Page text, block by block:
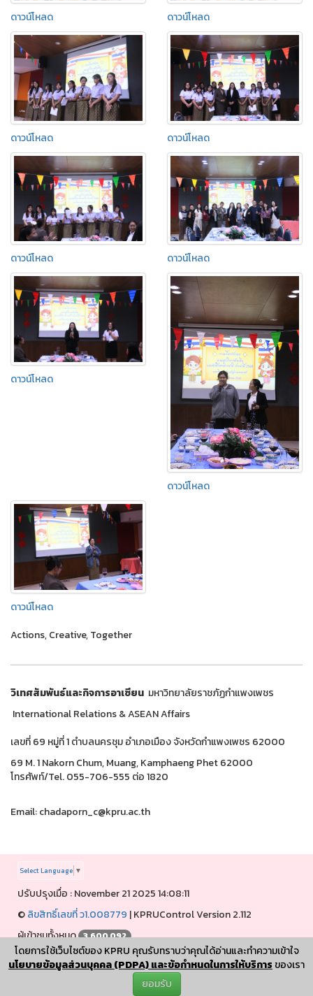
ดาวน์โหลด ดาวน์โหลด
ดาวน์โหลด ดาวน์โหลด
ดาวน์โหลด ดาวน์โหลด
ดาวน์โหลด
ดาวน์โหลด
ดาวน์โหลด
โดยการใช้เว็บไซต์ของ KPRU คุณรับทราบว่าคุณได้อ่านและทำความเข้าใจ
นโยบายข้อมูลส่วนบุคคล (PDPA) และข้อกำหนดในการให้บริการ ของเรา
ยอมรับ
Actions, Creative, Together
วิเทศสัมพันธ์และกิจการอาเซียน มหาวิทยาลัยราชภัฏกำแพงเพชร
International Relations & ASEAN Affairs
เลขที่ 69 หมู่ที่ 1 ตำบลนครชุม อำเภอเมือง จังหวัดกำแพงเพชร 62000
69 M. 1 Nakorn Chum, Muang, Kamphaeng Phet 62000
โทรศัพท์/Tel. 055-706-555 ต่อ 1820
Email: chadaporn_c@kpru.ac.th
Select Language ▼
ปรับปรุงเมื่อ : November 21 2025 14:08:11
©ลิขสิทธิ์เลขที่ ว1.008779 |KPRUControl Version 2.112
ผู้เข้าชมทั้งหมด 3,600,092
การเชื่อมต่ออินเทอร์เน็ตของเครื่องแม่ข่าย ✅ (HTTP 200)